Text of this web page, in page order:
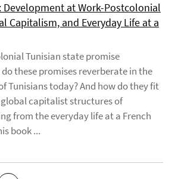
Development at Work-Postcolonial
Capitalism, and Everyday Life at a
Tunisian state promise
these promises reverberate in the
Tunisians today? And how do they fit
capitalist structures of
from the everyday life at a French
book ...